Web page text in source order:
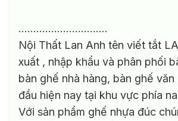
…………………………
Nội Thất Lan Anh tên viết tắt
xuất , nhập khẩu và phân phối
bàn ghế nhà hàng, bàn ghế văn
đầu hiện nay tại khu vực phía
Với sản phẩm ghế nhựa đúc